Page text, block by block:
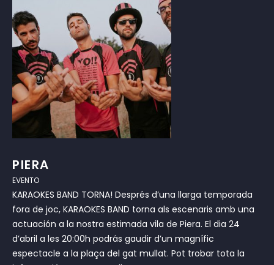
PIERA
EVENTO
KARAOKES BAND TORNA! Després d’una llarga temporada
fora de joc, KARAOKES BAND torna als escenaris amb una
actuación a la nostra estimada vila de Piera. El dia 24
d’abril a les 20:00h podrás gaudir d’un magnífic
espectacle a la plaça del gat mullat. Pot trobar tota la